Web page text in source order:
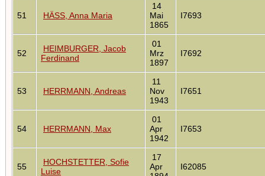
51 HÄSS, Anna Maria
14
Mai
1865
I7693
52
HEIMBURGER, Jacob
Ferdinand
01
Mrz
1897
I7692
53 HERRMANN, Andreas
11
Nov
1943
I7651
54 HERRMANN, Max
01
Apr
1942
I7653
55
HOCHSTETTER, Sofie
Luise
17
Apr
I62085